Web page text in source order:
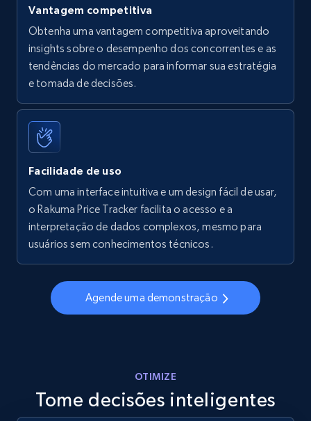
5.6K+ 876+
Walmart - products - Find new products by
using specific category URL
URL, Final price, Sku, Currency, Gtin,
Specifications, Image urls, Top reviews, and
more.
Walmart - products - Collects products by
specific keywords
URL, Final price, Sku, Currency, Gtin,
Specifications, Image urls, Top reviews, and
Vantagem competitiva
Obtenha uma vantagem competitiva aproveitando
insights sobre o desempenho dos concorrentes e as
tendências do mercado para informar sua estratégia
e tomada de decisões.
Facilidade de uso
Com uma interface intuitiva e um design fácil de usar,
o Rakuma Price Tracker facilita o acesso e a
interpretação de dados complexos, mesmo para
usuários sem conhecimentos técnicos.
Agende uma demonstração
OTIMIZE
Tome decisões inteligentes